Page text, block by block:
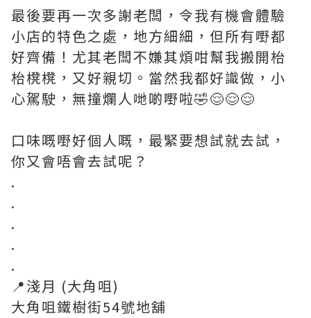
最後要再一次多謝老闆，令我有機會體驗
小店的特色之處，地方細細，但所有嘢都
好齊備！尤其老闆不嫌其煩咁幫我搬開枱
枱櫈櫈，又好親切。當然我都好識做，小
心駕駛，無撞爛人哋啲嘢啦🤣😌😌😌
口味嘅嘢好個人嘅，最緊要想試就去試，
你又會唔會去試呢？
.
.
.
.
.
📍淺月 (大角咀)
大角咀鐵樹街54號地舖